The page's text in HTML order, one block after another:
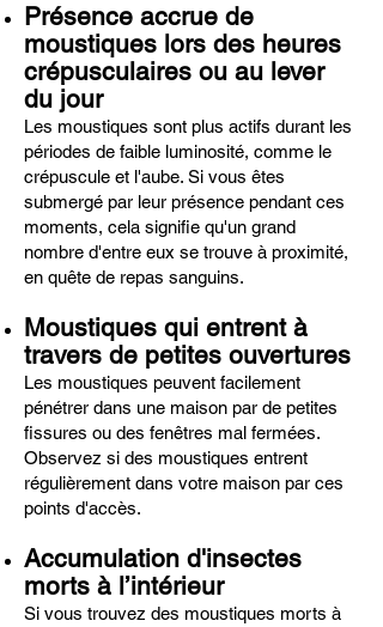
Présence accrue de
moustiques lors des heures
crépusculaires ou au lever
du jour
Les moustiques sont plus actifs durant les
périodes de faible luminosité, comme le
crépuscule et l'aube. Si vous êtes
submergé par leur présence pendant ces
moments, cela signifie qu'un grand
nombre d'entre eux se trouve à proximité,
en quête de repas sanguins.
Moustiques qui entrent à
travers de petites ouvertures
Les moustiques peuvent facilement
pénétrer dans une maison par de petites
fissures ou des fenêtres mal fermées.
Observez si des moustiques entrent
régulièrement dans votre maison par ces
points d'accès.
Accumulation d'insectes
morts à l’intérieur
Si vous trouvez des moustiques morts à